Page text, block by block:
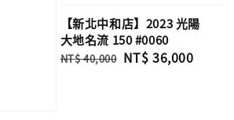
【新北中和店】2023 光陽
大地名流 150 #0060
Regular
NT$ 40,000 Sale
NT$ 36,000